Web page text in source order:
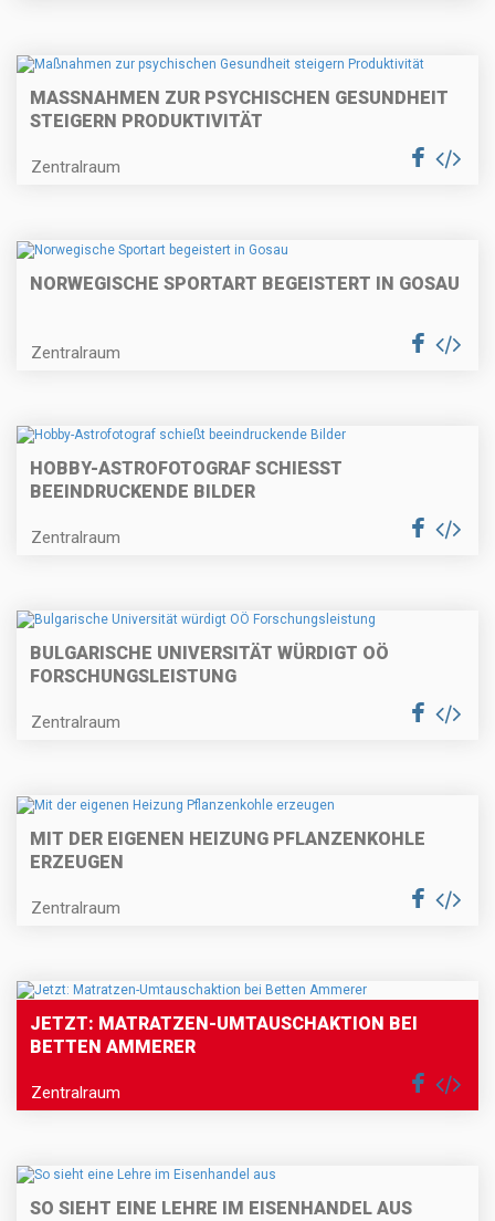
MASSNAHMEN ZUR PSYCHISCHEN GESUNDHEIT S
TEIGERN PRODUKTIVITÄT
Zentralraum
NORWEGISCHE SPORTART BEGEISTERT IN GOSAU
Zentralraum
HOBBY-ASTROFOTOGRAF SCHIESST B
EEINDRUCKENDE BILDER
Zentralraum
BULGARISCHE UNIVERSITÄT WÜRDIGT OÖ
FORSCHUNGSLEISTUNG
Zentralraum
MIT DER EIGENEN HEIZUNG PFLANZENKOHLE
ERZEUGEN
Zentralraum
JETZT: MATRATZEN-UMTAUSCHAKTION BEI
BETTEN AMMERER
Zentralraum
SO SIEHT EINE LEHRE IM EISENHANDEL AUS